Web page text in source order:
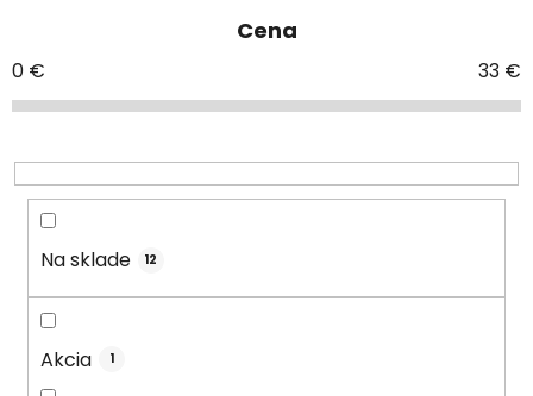
i
e
r
o
Cena
0 € 33 €
Na sklade 12
Akcia 1